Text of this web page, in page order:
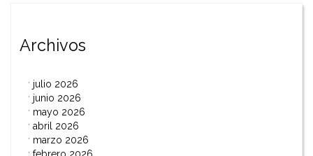
Archivos
julio 2026
junio 2026
mayo 2026
abril 2026
marzo 2026